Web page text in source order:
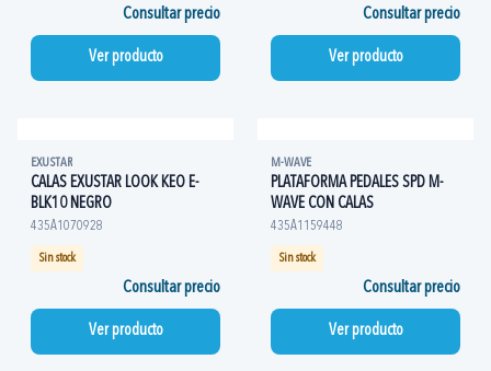
Consultar precio
Ver producto
Consultar precio
Ver producto
EXUSTAR
CALAS EXUSTAR LOOK KEO E-
BLK10 NEGRO
435A1070928
Sin stock
Consultar precio
Ver producto
M-WAVE
PLATAFORMA PEDALES SPD M-
WAVE CON CALAS
435A1159448
Sin stock
Consultar precio
Ver producto